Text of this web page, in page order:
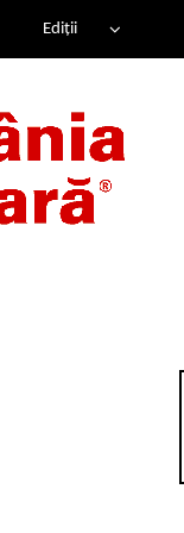
Ediții